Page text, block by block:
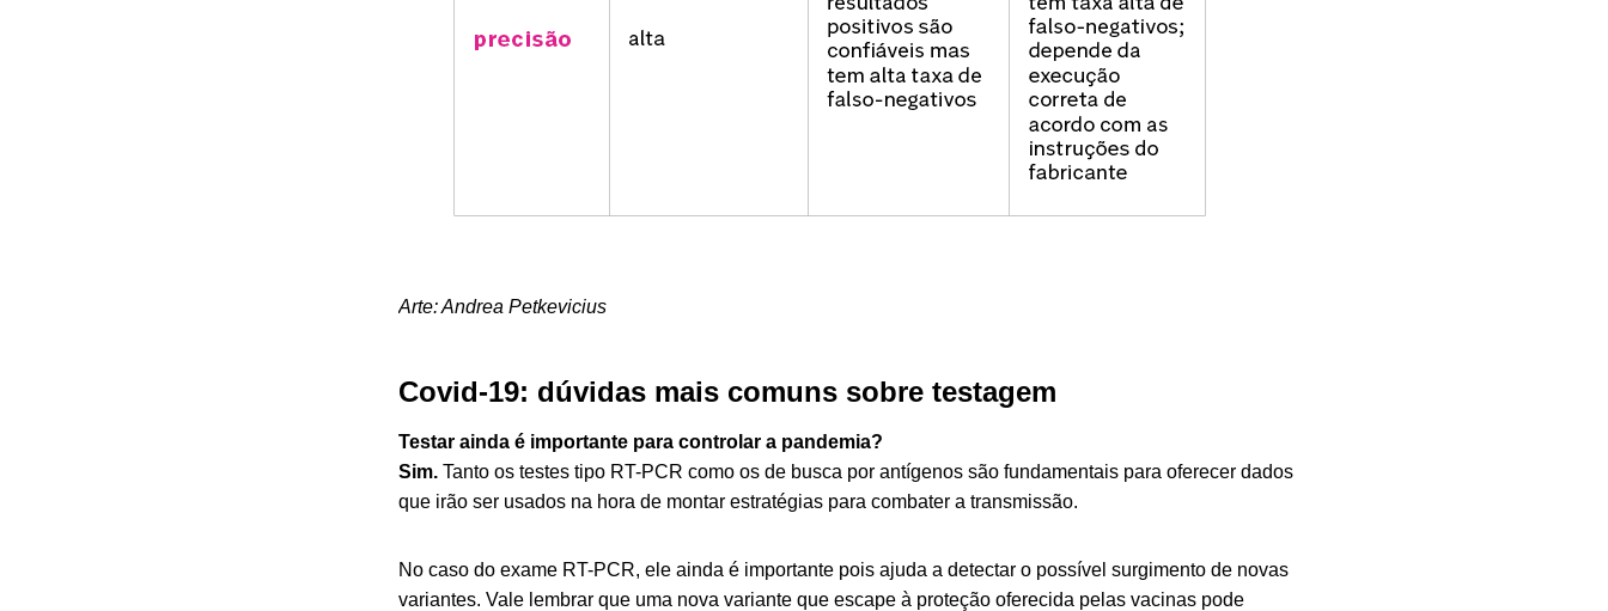
Arte: Andrea Petkevicius
Covid-19: dúvidas mais comuns sobre testagem
Testar ainda é importante para controlar a pandemia?
Sim.Tanto os testes tipo RT-PCR como os de busca por antígenos são fundamentais para oferecer dados
que irão ser usados na hora de montar estratégias para combater a transmissão.
No caso do exame RT-PCR, ele ainda é importante pois ajuda a detectar o possível surgimento de novas
variantes. Vale lembrar que uma nova variante que escape à proteção oferecida pelas vacinas pode